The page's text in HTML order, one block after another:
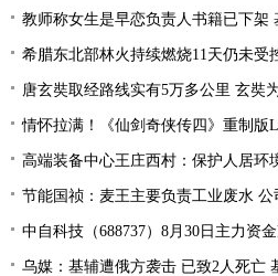
教师称女生是早恋负责人书籍已下架
希腊东北部林火持续燃烧11天仍未受
唐玄奘取经路线实有5万多公里 玄奘
情怀拉满！《仙剑奇侠传四》重制版
高端装备中心王庄西村：保护人居环
节能国祯：麦王主要负责工业废水 公司旗下智
中自科技（688737）8月30日主力资
乌媒：基辅遭俄方袭击 已致2人死亡